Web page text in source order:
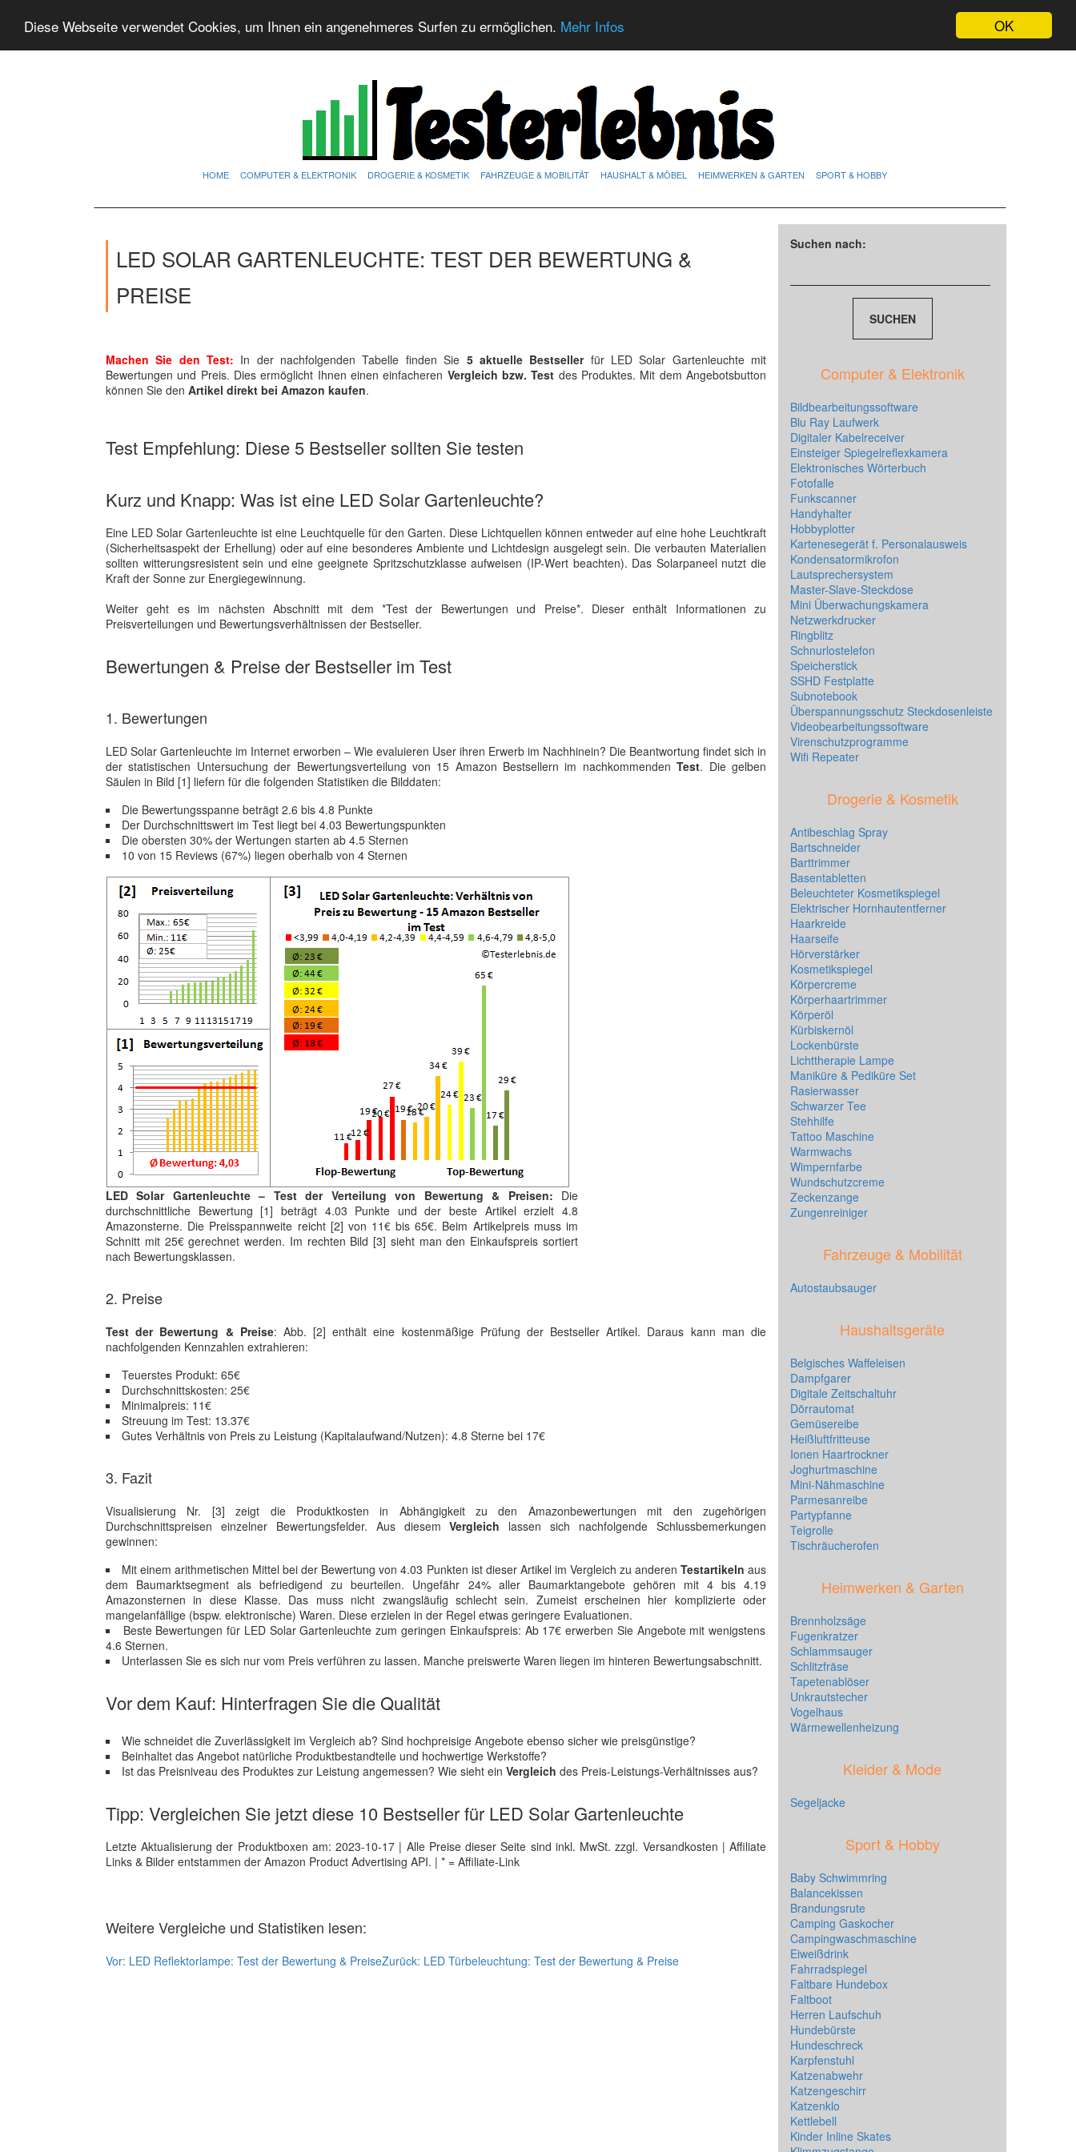
OK
Diese Webseite verwendet Cookies, um Ihnen ein angenehmeres Surfen zu ermöglichen. Mehr Infos
HOME COMPUTER & ELEKTRONIK DROGERIE & KOSMETIK FAHRZEUGE & MOBILITÄT HAUSHALT & MÖBEL HEIMWERKEN & GARTEN SPORT & HOBBY
LED SOLAR GARTENLEUCHTE: TEST DER BEWERTUNG &
PREISE
Machen Sie den Test: In der nachfolgenden Tabelle finden Sie 5 aktuelle Bestsellerfür LED Solar Gartenleuchte mit
Bewertungen und Preis. Dies ermöglicht Ihnen einen einfacheren Vergleich bzw. Test des Produktes. Mit dem Angebotsbutton
können Sie den Artikel direkt bei Amazon kaufen.
Test Empfehlung: Diese 5 Bestseller sollten Sie testen
Kurz und Knapp: Was ist eine LED Solar Gartenleuchte?
Eine LED Solar Gartenleuchte ist eine Leuchtquelle für den Garten. Diese Lichtquellen können entweder auf eine hohe Leuchtkraft
(Sicherheitsaspekt der Erhellung) oder auf eine besonderes Ambiente und Lichtdesign ausgelegt sein. Die verbauten Materialien
sollten witterungsresistent sein und eine geeignete Spritzschutzklasse aufweisen (IP-Wert beachten). Das Solarpaneel nutzt die
Kraft der Sonne zur Energiegewinnung.
Weiter geht es im nächsten Abschnitt mit dem *Test der Bewertungen und Preise*. Dieser enthält Informationen zu
Preisverteilungen und Bewertungsverhältnissen der Bestseller.
Bewertungen & Preise der Bestseller im Test
1. Bewertungen
LED Solar Gartenleuchte im Internet erworben – Wie evaluieren User ihren Erwerb im Nachhinein? Die Beantwortung findet sich in
der statistischen Untersuchung der Bewertungsverteilung von 15 Amazon Bestsellern im nachkommendenTest. Die gelben
Säulen in Bild [1] liefern für die folgenden Statistiken die Bilddaten:
Die Bewertungsspanne beträgt 2.6 bis 4.8 Punkte
Der Durchschnittswert im Test liegt bei 4.03 Bewertungspunkten
Die obersten 30% der Wertungen starten ab 4.5 Sternen
10 von 15 Reviews (67%) liegen oberhalb von 4 Sternen
LED Solar Gartenleuchte – Test der Verteilung von Bewertung & Preisen: Die
durchschnittliche Bewertung [1] beträgt 4.03 Punkte und der beste Artikel erzielt 4.8
Amazonsterne. Die Preisspannweite reicht [2] von 11€ bis 65€. Beim Artikelpreis muss im
Schnitt mit 25€ gerechnet werden. Im rechten Bild [3] sieht man den Einkaufspreis sortiert
nach Bewertungsklassen.
2. Preise
Test der Bewertung & Preise: Abb. [2] enthält eine kostenmäßige Prüfung der Bestseller Artikel. Daraus kann man die
nachfolgenden Kennzahlen extrahieren:
Teuerstes Produkt: 65€
Durchschnittskosten: 25€
Minimalpreis: 11€
Streuung im Test: 13.37€
Gutes Verhältnis von Preis zu Leistung (Kapitalaufwand/Nutzen): 4.8 Sterne bei 17€
3. Fazit
Visualisierung Nr. [3] zeigt die Produktkosten in Abhängigkeit zu den Amazonbewertungen mit den zugehörigen
Durchschnittspreisen einzelner Bewertungsfelder. Aus diesemVergleich lassen sich nachfolgende Schlussbemerkungen
gewinnen:
Mit einem arithmetischen Mittel bei der Bewertung von 4.03 Punkten ist dieser Artikel im Vergleich zu anderen Testartikeln aus
dem Baumarktsegment als befriedigend zu beurteilen. Ungefähr 24% aller Baumarktangebote gehören mit 4 bis 4.19
Amazonsternen in diese Klasse. Das muss nicht zwangsläufig schlecht sein. Zumeist erscheinen hier komplizierte oder
mangelanfällige (bspw. elektronische) Waren. Diese erzielen in der Regel etwas geringere Evaluationen.
Beste Bewertungen für LED Solar Gartenleuchte zum geringen Einkaufspreis: Ab 17€ erwerben Sie Angebote mit wenigstens
4.6 Sternen.
Unterlassen Sie es sich nur vom Preis verführen zu lassen. Manche preiswerte Waren liegen im hinteren Bewertungsabschnitt.
Vor dem Kauf: Hinterfragen Sie die Qualität
Wie schneidet die Zuverlässigkeit im Vergleich ab? Sind hochpreisige Angebote ebenso sicher wie preisgünstige?
Beinhaltet das Angebot natürliche Produktbestandteile und hochwertige Werkstoffe?
Ist das Preisniveau des Produktes zur Leistung angemessen? Wie sieht ein Vergleich des Preis-Leistungs-Verhältnisses aus?
Tipp: Vergleichen Sie jetzt diese 10 Bestseller für LED Solar Gartenleuchte
Letzte Aktualisierung der Produktboxen am: 2023-10-17 | Alle Preise dieser Seite sind inkl. MwSt. zzgl. Versandkosten | Affiliate
Links & Bilder entstammen der Amazon Product Advertising API. | * = Affiliate-Link
Weitere Vergleiche und Statistiken lesen:
Vor: LED Reflektorlampe: Test der Bewertung & PreiseZurück: LED Türbeleuchtung: Test der Bewertung & Preise
Suchen nach:
Computer & Elektronik
Bildbearbeitungssoftware
Blu Ray Laufwerk
Digitaler Kabelreceiver
Einsteiger Spiegelreflexkamera
Elektronisches Wörterbuch
Fotofalle
Funkscanner
Handyhalter
Hobbyplotter
Kartenesegerät f. Personalausweis
Kondensatormikrofon
Lautsprechersystem
Master-Slave-Steckdose
Mini Überwachungskamera
Netzwerkdrucker
Ringblitz
Schnurlostelefon
Speicherstick
SSHD Festplatte
Subnotebook
Überspannungsschutz Steckdosenleiste
Videobearbeitungssoftware
Virenschutzprogramme
Wifi Repeater
Drogerie & Kosmetik
Antibeschlag Spray
Bartschneider
Barttrimmer
Basentabletten
Beleuchteter Kosmetikspiegel
Elektrischer Hornhautentferner
Haarkreide
Haarseife
Hörverstärker
Kosmetikspiegel
Körpercreme
Körperhaartrimmer
Körperöl
Kürbiskernöl
Lockenbürste
Lichttherapie Lampe
Maniküre & Pediküre Set
Rasierwasser
Schwarzer Tee
Stehhilfe
Tattoo Maschine
Warmwachs
Wimpernfarbe
Wundschutzcreme
Zeckenzange
Zungenreiniger
Fahrzeuge & Mobilität
Autostaubsauger
Haushaltsgeräte
Belgisches Waffeleisen
Dampfgarer
Digitale Zeitschaltuhr
Dörrautomat
Gemüsereibe
Heißluftfritteuse
Ionen Haartrockner
Joghurtmaschine
Mini-Nähmaschine
Parmesanreibe
Partypfanne
Teigrolle
Tischräucherofen
Heimwerken & Garten
Brennholzsäge
Fugenkratzer
Schlammsauger
Schlitzfräse
Tapetenablöser
Unkrautstecher
Vogelhaus
Wärmewellenheizung
Kleider & Mode
Segeljacke
Sport & Hobby
Baby Schwimmring
Balancekissen
Brandungsrute
Camping Gaskocher
Campingwaschmaschine
Eiweißdrink
Fahrradspiegel
Faltbare Hundebox
Faltboot
Herren Laufschuh
Hundebürste
Hundeschreck
Karpfenstuhl
Katzenabwehr
Katzengeschirr
Katzenklo
Kettlebell
Kinder Inline Skates